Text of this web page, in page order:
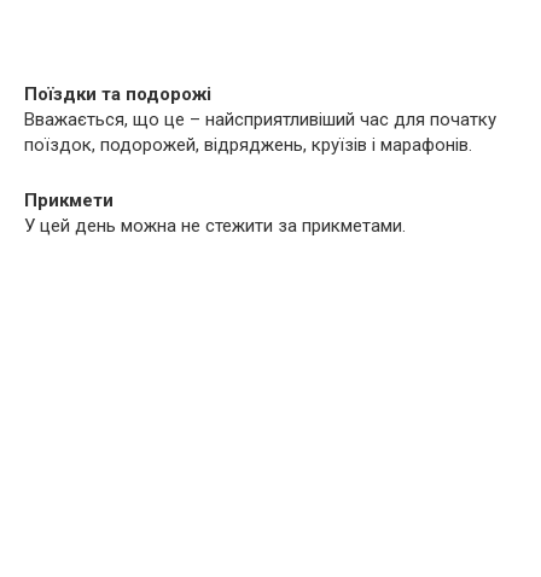
Поїздки та подорожі
Вважається, що це – найсприятливіший час для початку
поїздок, подорожей, відряджень, круїзів і марафонів.
Прикмети
У цей день можна не стежити за прикметами.